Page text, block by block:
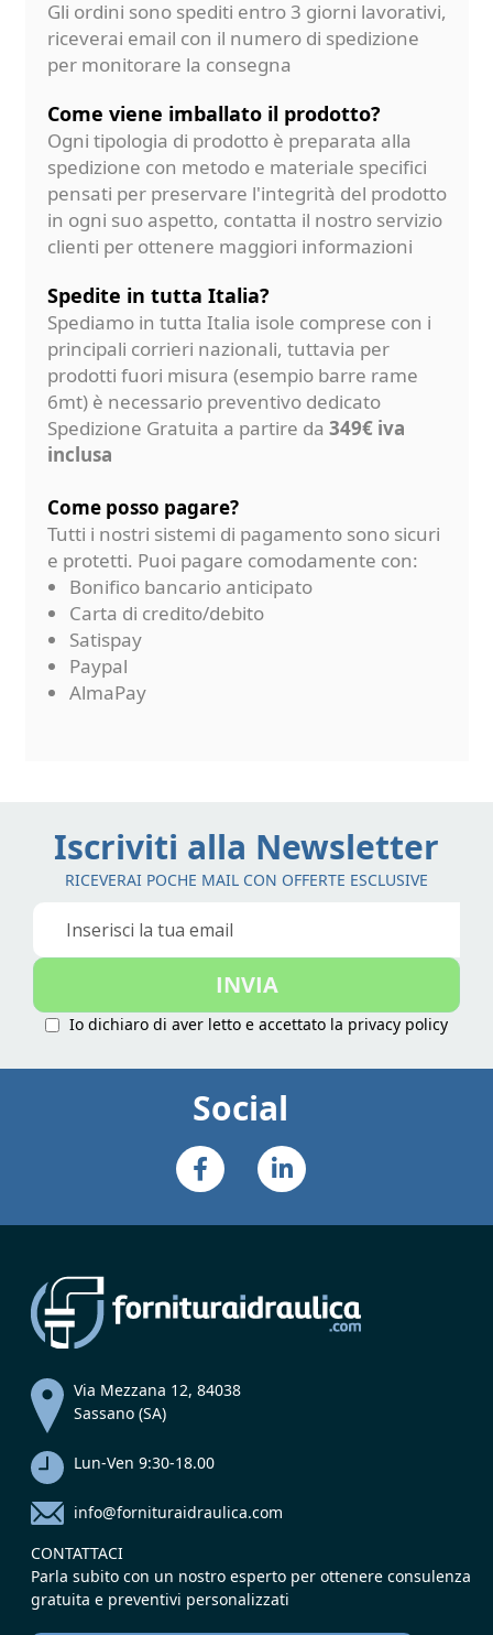
Gli ordini sono spediti entro 3 giorni lavorativi,
riceverai email con il numero di spedizione
per monitorare la consegna
Come viene imballato il prodotto?
Ogni tipologia di prodotto è preparata alla
spedizione con metodo e materiale specifici
pensati per preservare l'integrità del prodotto
in ogni suo aspetto, contatta il nostro servizio
clienti per ottenere maggiori informazioni
Spedite in tutta Italia?
Spediamo in tutta Italia isole comprese con i
principali corrieri nazionali, tuttavia per
prodotti fuori misura (esempio barre rame
6mt) è necessario preventivo dedicato
Spedizione Gratuita a partire da 349€ iva
inclusa
Come posso pagare?
Tutti i nostri sistemi di pagamento sono sicuri
e protetti. Puoi pagare comodamente con:
Bonifico bancario anticipato
Carta di credito/debito
Satispay
Paypal
AlmaPay
Iscriviti alla Newsletter
RICEVERAI POCHE MAIL CON OFFERTE ESCLUSIVE
Iscriviti
nostra
INVIA
Io dichiaro di aver letto e accettato la privacy policy
Social
Via Mezzana 12, 84038
Sassano (SA)
Lun-Ven 9:30-18.00
info@fornituraidraulica.com
CONTATTACI
Parla subito con un nostro esperto per ottenere consulenza
gratuita e preventivi personalizzati